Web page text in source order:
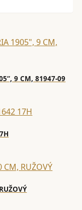
9 CM, 81947-09